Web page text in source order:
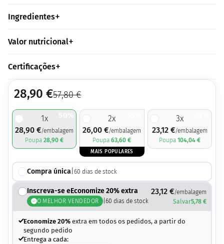
Ingredientes
Valor nutricional
Certificações
28,90 €57,80€
1x
28,90€/embalagem
Poupa28,90€
2x
26,00€/embalagem
Poupa63,60€
MAIS POPULARES
3x
23,12 €/embalagem
Poupa 104,04 €
Compra única 60 dias de stock
Inscreva-se eEconomize 20% extra
O MELHOR VENDEDOR | 60 dias de stock
23,12 €/embalagem
Salvar5,78 €
Economize 20%extra em todos os pedidos, a partir do
segundo pedido
Entrega a cada: